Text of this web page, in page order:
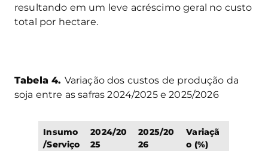
resultando em um leve acréscimo geral no custo
total por hectare.
Tabela 4. Variação dos custos de produção da
soja entre as safras 2024/2025 e 2025/2026
Insumo
/Serviço
2024/20
25
2025/20
26
Variaçã
o (%)